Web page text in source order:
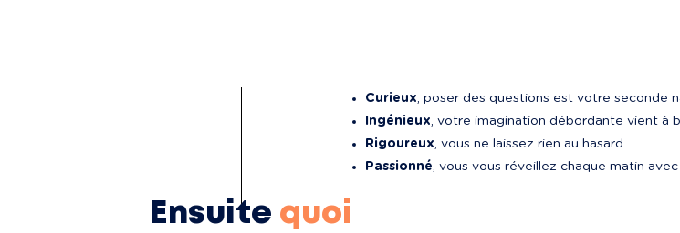
Curieux, poser des questions est votre seconde
Ingénieux, votre imagination débordante vient à
Rigoureux, vous ne laissez rien au hasard
Passionné, vous vous réveillez chaque matin avec
Ensuite quoi